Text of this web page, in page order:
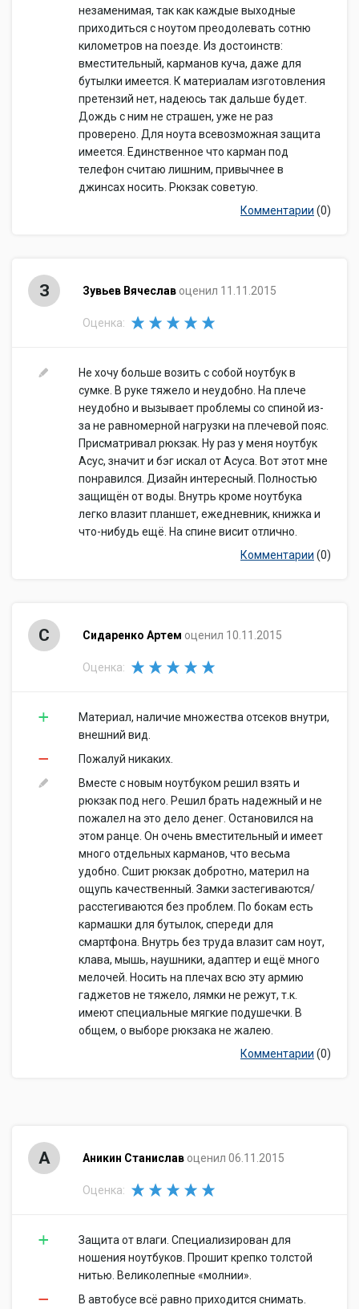
незаменимая, так как каждые выходные
приходиться с ноутом преодолевать сотню
километров на поезде. Из достоинств:
вместительный, карманов куча, даже для
бутылки имеется. К материалам изготовления
претензий нет, надеюсь так дальше будет.
Дождь с ним не страшен, уже не раз
проверено. Для ноута всевозможная защита
имеется. Единственное что карман под
телефон считаю лишним, привычнее в
джинсах носить. Рюкзак советую.
Комментарии (0)
З Зувьев Вячеслав оценил 11.11.2015
Оценка:
Не хочу больше возить с собой ноутбук в
сумке. В руке тяжело и неудобно. На плече
неудобно и вызывает проблемы со спиной из-
за не равномерной нагрузки на плечевой пояс.
Присматривал рюкзак. Ну раз у меня ноутбук
Асус, значит и бэг искал от Асуса. Вот этот мне
понравился. Дизайн интересный. Полностью
защищён от воды. Внутрь кроме ноутбука
легко влазит планшет, ежедневник, книжка и
что-нибудь ещё. На спине висит отлично.
Комментарии (0)
С Сидаренко Артем оценил 10.11.2015
Оценка:
Материал, наличие множества отсеков внутри,
внешний вид.
Пожалуй никаких.
Вместе с новым ноутбуком решил взять и
рюкзак под него. Решил брать надежный и не
пожалел на это дело денег. Остановился на
этом ранце. Он очень вместительный и имеет
много отдельных карманов, что весьма
удобно. Сшит рюкзак добротно, материл на
ощупь качественный. Замки застегиваются/
расстегиваются без проблем. По бокам есть
кармашки для бутылок, спереди для
смартфона. Внутрь без труда влазит сам ноут,
клава, мышь, наушники, адаптер и ещё много
мелочей. Носить на плечах всю эту армию
гаджетов не тяжело, лямки не режут, т.к.
имеют специальные мягкие подушечки. В
общем, о выборе рюкзака не жалею.
Комментарии (0)
А Аникин Станислав оценил 06.11.2015
Оценка:
Защита от влаги. Специализирован для
ношения ноутбуков. Прошит крепко толстой
нитью. Великолепные «молнии».
В автобусе всё равно приходится снимать.